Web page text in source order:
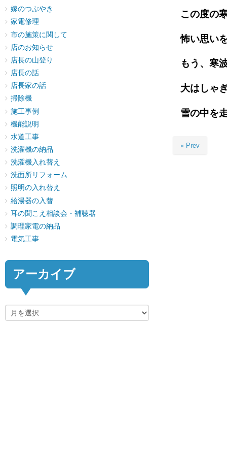
この度の
怖い思い
もう、寒
大はしゃ
雪の中を
« Prev
嫁のつぶやき
家電修理
市の施策に関して
店のお知らせ
店長の山登り
店長の話
店長家の話
掃除機
施工事例
機能説明
水道工事
洗濯機の納品
洗濯機入れ替え
洗面所リフォーム
照明の入れ替え
給湯器の入替
耳の聞こえ相談会・補聴器
調理家電の納品
電気工事
アーカイブ